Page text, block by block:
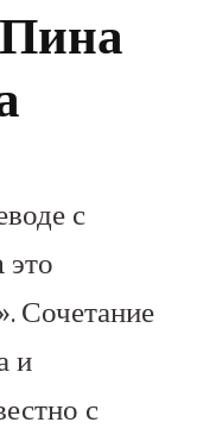
с
это
Сочетание
и
с